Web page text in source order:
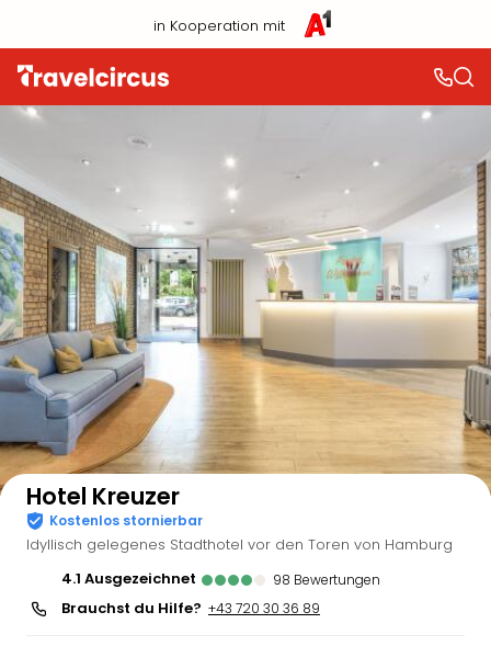
in Kooperation mit
Auf der Karte anzeigen
Hotel Kreuzer
Kostenlos stornierbar
Idyllisch gelegenes Stadthotel vor den Toren von Hamburg
4.1
ausgezeichnet 98 Bewertungen
Brauchst du Hilfe? +43 720 30 36 89